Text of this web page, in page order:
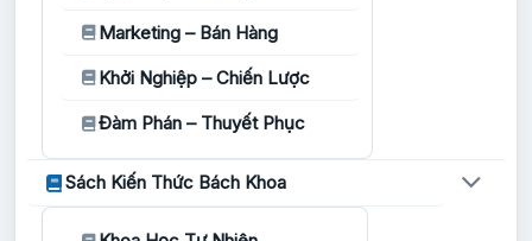
Marketing – Bán Hàng
Khởi Nghiệp – Chiến Lược
Đàm Phán – Thuyết Phục
Sách Kiến Thức Bách Khoa